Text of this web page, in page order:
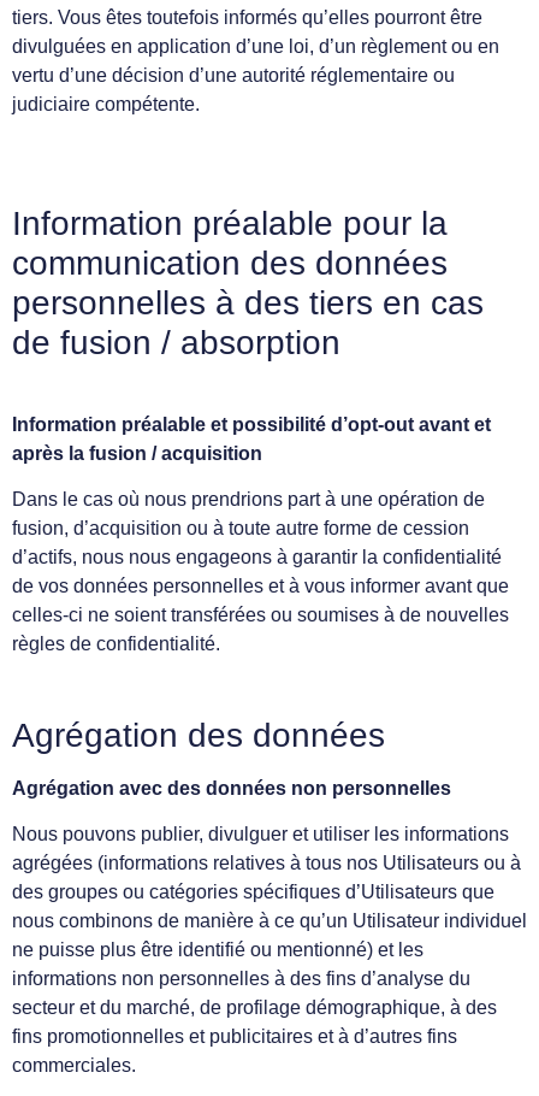
tiers. Vous êtes toutefois informés qu’elles pourront être
divulguées en application d’une loi, d’un règlement ou en
vertu d’une décision d’une autorité réglementaire ou
judiciaire compétente.
Information préalable pour la
communication des données
personnelles à des tiers en cas
de fusion / absorption
Information préalable et possibilité d’opt-out avant et
après la fusion / acquisition
Dans le cas où nous prendrions part à une opération de
fusion, d’acquisition ou à toute autre forme de cession
d’actifs, nous nous engageons à garantir la confidentialité
de vos données personnelles et à vous informer avant que
celles-ci ne soient transférées ou soumises à de nouvelles
règles de confidentialité.
Agrégation des données
Agrégation avec des données non personnelles
Nous pouvons publier, divulguer et utiliser les informations
agrégées (informations relatives à tous nos Utilisateurs ou à
des groupes ou catégories spécifiques d’Utilisateurs que
nous combinons de manière à ce qu’un Utilisateur individuel
ne puisse plus être identifié ou mentionné) et les
informations non personnelles à des fins d’analyse du
secteur et du marché, de profilage démographique, à des
fins promotionnelles et publicitaires et à d’autres fins
commerciales.